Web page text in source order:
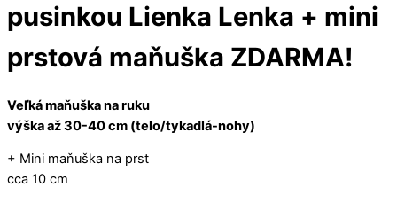
pusinkou Lienka Lenka + mini
prstová maňuška ZDARMA!
Veľká maňuška na ruku
výška až 30-40 cm (telo/tykadlá-nohy)
+ Mini maňuška na prst
cca 10 cm